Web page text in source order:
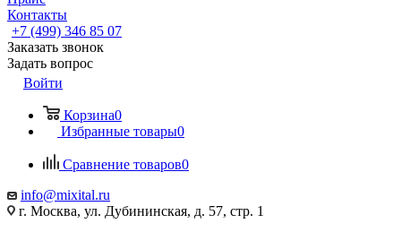
Контакты
+7 (499) 346 85 07
Заказать звонок
Задать вопрос
Войти
Корзина0
Избранные товары0
Сравнение товаров0
info@mixital.ru
г. Москва, ул. Дубининская, д. 57, стр. 1